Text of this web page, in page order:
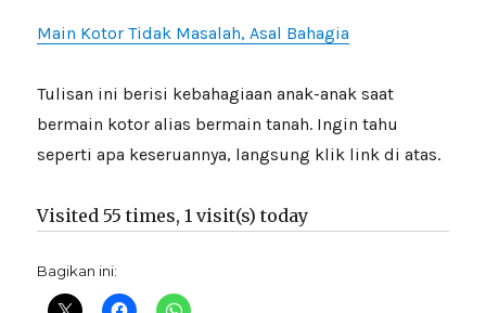
Main Kotor Tidak Masalah, Asal Bahagia
Tulisan ini berisi kebahagiaan anak-anak saat
bermain kotor alias bermain tanah. Ingin tahu
seperti apa keseruannya, langsung klik link di atas.
Visited 55 times, 1 visit(s) today
Bagikan ini: